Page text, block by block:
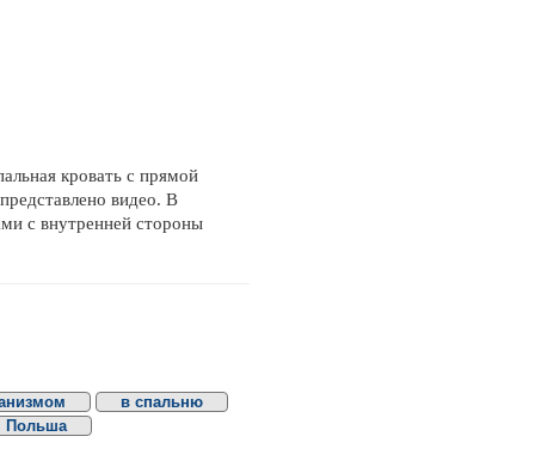
кровать с прямой
видео. В
с внутренней стороны
в спальню
Польша